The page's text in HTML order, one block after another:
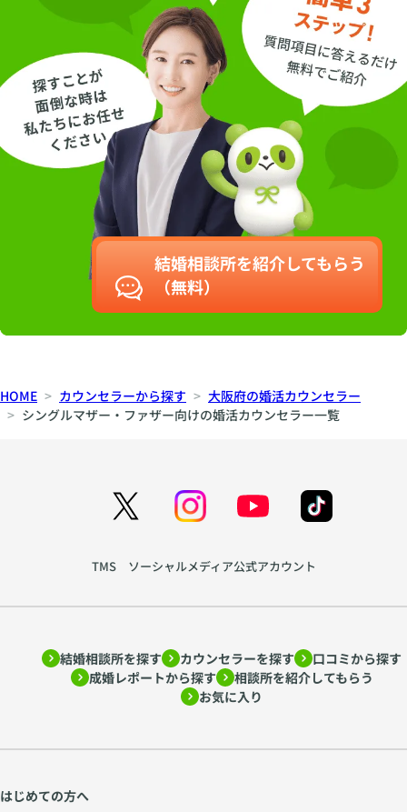
結婚相談所を紹介してもらう
（無料）
HOME カウンセラーから探す
大阪府の婚活カウンセラー
シングルマザー・ファザー向けの婚活カウンセラー一覧
TMS ソーシャルメディア公式アカウント
結婚相談所を探す カウンセラーを探す
口コミから探す
成婚レポートから探す
相談所を紹介してもらう
お気に入り
はじめての方へ